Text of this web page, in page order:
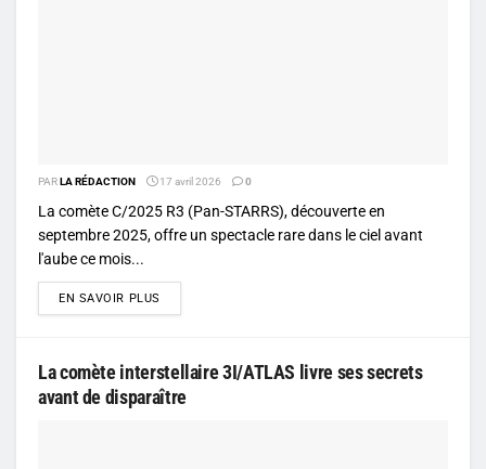
PARLA RÉDACTION 17 avril 2026 0
La comète C/2025 R3 (Pan-STARRS), découverte en
septembre 2025, offre un spectacle rare dans le ciel avant
l'aube ce mois...
EN SAVOIR PLUS
La comète interstellaire 3I/ATLAS livre ses secrets
avant de disparaître